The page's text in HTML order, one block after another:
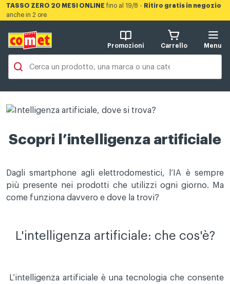
TASSO ZERO 20 MESI ONLINE fino al 19/8 - Ritiro gratis in negozio
anche in 2 ore
Promozioni Carrello Menu
Scopri l’intelligenza artificiale
Dagli smartphone agli elettrodomestici, l’IA è sempre
più presente nei prodotti che utilizzi ogni giorno. Ma
come funziona davvero e dove la trovi?
L'intelligenza artificiale: che cos'è?
L’intelligenza artificiale è una tecnologia che consente